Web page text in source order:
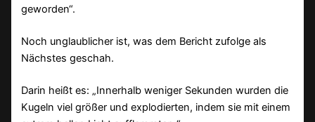
geworden“.
Noch unglaublicher ist, was dem Bericht zufolge als
Nächstes geschah.
Darin heißt es: „Innerhalb weniger Sekunden wurden die
Kugeln viel größer und explodierten, indem sie mit einem